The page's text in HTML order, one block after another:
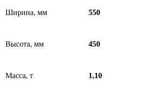
Ширина, мм 550
Высота, мм 450
Масса, т 1,10